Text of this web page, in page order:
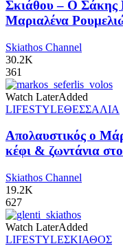
Σκιάθου – Ο Σάκης
Μαριαλένα
Skiathos Channel
30.2K
361
Watch LaterAdded
LIFESTYLEΘΕΣΣΑΛΙΑ
Απολαυστικός ο
κέφι & ζωντάνια
Skiathos Channel
19.2K
627
Watch LaterAdded
LIFESTYLEΣΚΙΑΘΟΣ